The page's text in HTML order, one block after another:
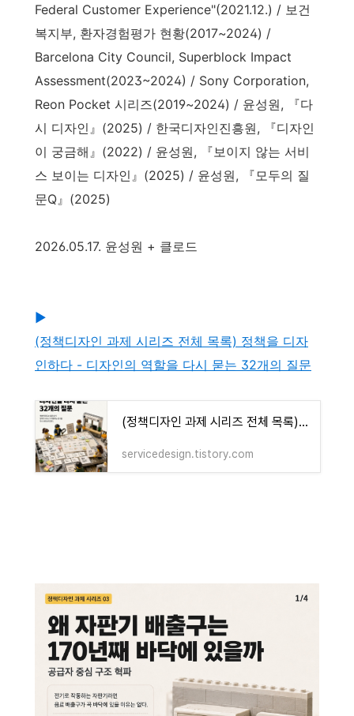
Federal Customer Experience"(2021.12.) / 보건
복지부, 환자경험평가 현황(2017~2024) /
Barcelona City Council, Superblock Impact
Assessment(2023~2024) / Sony Corporation,
Reon Pocket 시리즈(2019~2024) / 윤성원, 『다
시 디자인』(2025) / 한국디자인진흥원, 『디자인
이 궁금해』(2022) / 윤성원, 『보이지 않는 서비
스 보이는 디자인』(2025) / 윤성원, 『모두의 질
문Q』(2025)
2026.05.17. 윤성원 + 클로드
▶
(정책디자인 과제 시리즈 전체 목록) 정책을 디자
인하다 - 디자인의 역할을 다시 묻는 32개의 질문
(정책디자인 과제 시리즈 전체 목록) 정책을 디자인하다 - 디자인의 역할을 다시 묻는 32개의 질
servicedesign.tistory.com